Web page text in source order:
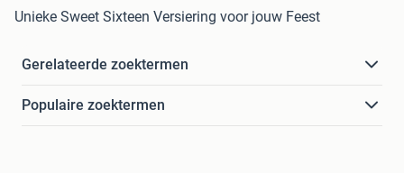
Unieke Sweet Sixteen Versiering voor jouw Feest
Gerelateerde zoektermen
Populaire zoektermen